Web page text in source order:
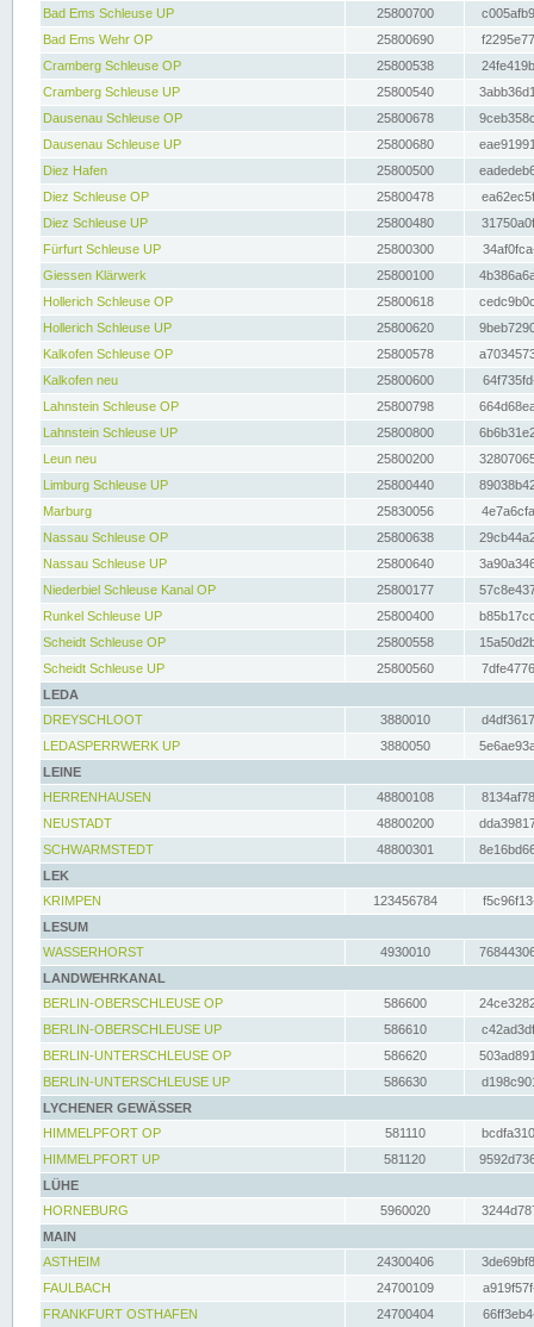
Bad Ems Schleuse UP
25800700
Bad Ems Wehr OP
25800690
Cramberg Schleuse OP
25800538
Cramberg Schleuse UP
25800540
Dausenau Schleuse OP
25800678
Dausenau Schleuse UP
25800680
Diez Hafen
25800500
Diez Schleuse OP
25800478
Diez Schleuse UP
25800480
Fürfurt Schleuse UP
25800300
Giessen Klärwerk
25800100
Hollerich Schleuse OP
25800618
Hollerich Schleuse UP
25800620
Kalkofen Schleuse OP
25800578
Kalkofen neu
25800600
Lahnstein Schleuse OP
25800798
Lahnstein Schleuse UP
25800800
Leun neu
25800200
Limburg Schleuse UP
25800440
Marburg
25830056
Nassau Schleuse OP
25800638
Nassau Schleuse UP
25800640
Niederbiel Schleuse Kanal OP
25800177
Runkel Schleuse UP
25800400
Scheidt Schleuse OP
25800558
Scheidt Schleuse UP
25800560
LEDA
DREYSCHLOOT
3880010
LEDASPERRWERK UP
3880050
LEINE
HERRENHAUSEN
48800108
NEUSTADT
48800200
SCHWARMSTEDT
48800301
LEK
KRIMPEN
123456784
LESUM
WASSERHORST
4930010
LANDWEHRKANAL
BERLIN-OBERSCHLEUSE OP
586600
BERLIN-OBERSCHLEUSE UP
586610
BERLIN-UNTERSCHLEUSE OP
586620
BERLIN-UNTERSCHLEUSE UP
586630
LYCHENER GEWÄSSER
HIMMELPFORT OP
581110
HIMMELPFORT UP
581120
LÜHE
HORNEBURG
5960020
MAIN
ASTHEIM
24300406
FAULBACH
24700109
FRANKFURT OSTHAFEN
24700404